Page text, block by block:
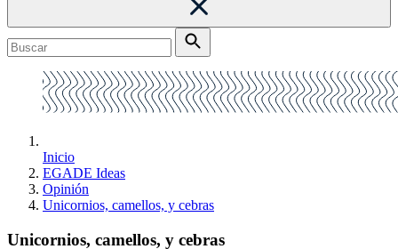
Inicio
EGADE Ideas
Opinión
Unicornios, camellos, y cebras
Unicornios, camellos, y cebras